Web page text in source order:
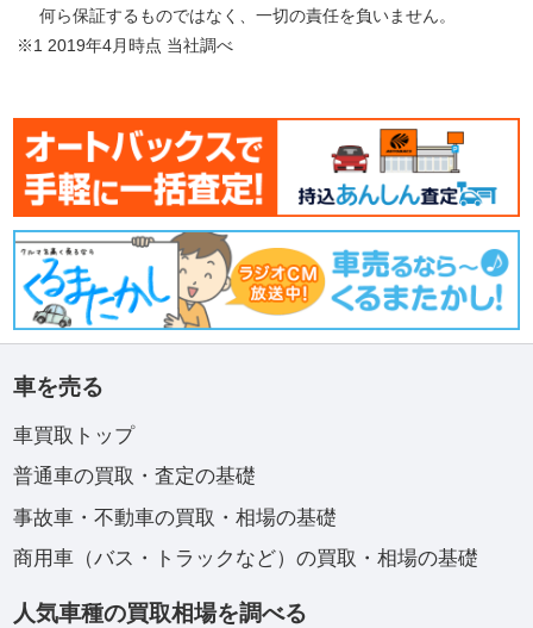
何ら保証するものではなく、一切の責任を負いません。
※1 2019年4月時点 当社調べ
車を売る
車買取トップ
普通車の買取・査定の基礎
事故車・不動車の買取・相場の基礎
商用車（バス・トラックなど）の買取・相場の基礎
人気車種の買取相場を調べる